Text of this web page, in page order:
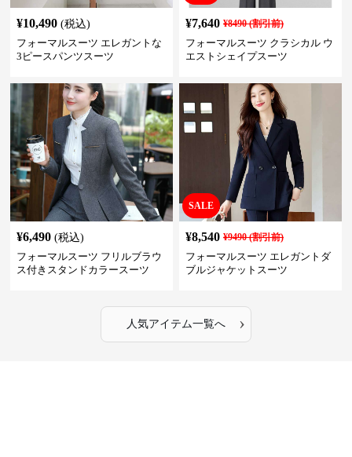
¥10,490 (税込)
フォーマルスーツ エレガントな
3ピースパンツスーツ
¥7,640 ¥8490(割引前)
フォーマルスーツ クラシカル ウ
エストシェイプスーツ
¥6,490 (税込)
フォーマルスーツ フリルブラウ
ス付きスタンドカラースーツ
SALE
¥8,540 ¥9490(割引前)
フォーマルスーツ エレガントダ
ブルジャケットスーツ
人気アイテム一覧へ ›